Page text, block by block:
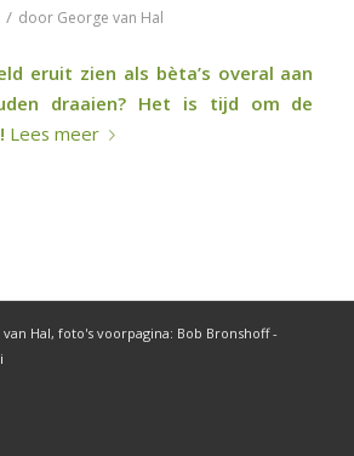
/ door George van Hal
eruit zien als bèta’s overal aan
draaien? Het is tijd om de
Lees meer
Hal, foto's voorpagina: Bob Bronshoff -